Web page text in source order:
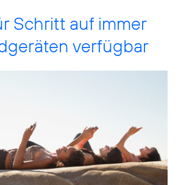
Schritt auf immer
verfügbar